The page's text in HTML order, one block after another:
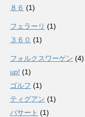
８６ (1)
フェラーリ (1)
３６０ (1)
フォルクスワーゲン (4)
up! (1)
ゴルフ (1)
ティグアン (1)
パサート (1)